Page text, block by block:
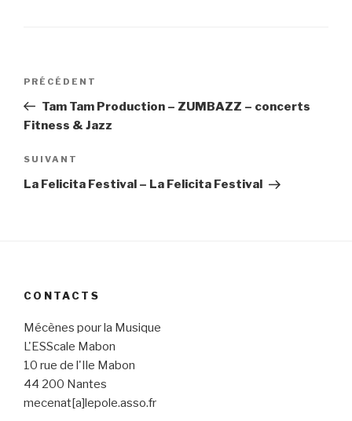
Navigation
l’article
Article
précédent
PRÉCÉDENT
Tam Tam Production – ZUMBAZZ – concerts
Fitness & Jazz
Article
suivant
SUIVANT
La Felicita Festival – La Felicita Festival
CONTACTS
Mécènes pour la Musique
L'ESScale Mabon
10 rue de l'Ile Mabon
44 200 Nantes
mecenat[a]lepole.asso.fr